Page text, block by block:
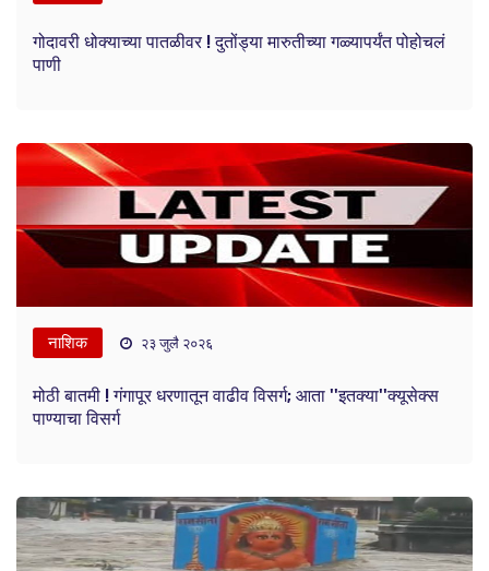
गोदावरी धोक्याच्या पातळीवर ! दुतोंड्या मारुतीच्या गळ्यापर्यंत पोहोचलं
पाणी
नाशिक २३ जुलै २०२६
मोठी बातमी ! गंगापूर धरणातून वाढीव विसर्ग; आता ''इतक्या''क्यूसेक्स
पाण्याचा विसर्ग